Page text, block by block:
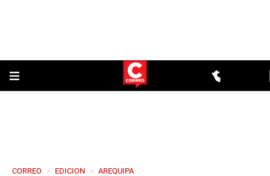
CORREO > EDICION > AREQUIPA